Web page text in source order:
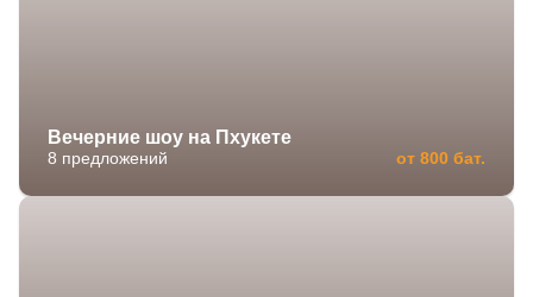
Вечерние шоу на Пхукете
8 предложений от 800 бат.